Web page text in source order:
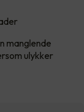
manglende
ulykker